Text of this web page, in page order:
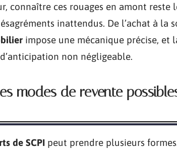
connaître ces rouages en amont
inattendus. De l’achat à la
impose une mécanique précise,
non négligeable.
modes de revente
de SCPI peut prendre plusieurs